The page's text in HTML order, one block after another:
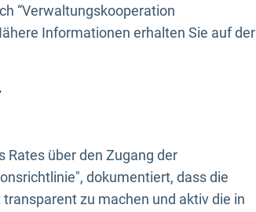
“Verwaltungskooperation
Informationen erhalten Sie auf der
Rates über den Zugang der
dokumentiert, dass die
zu machen und aktiv die in